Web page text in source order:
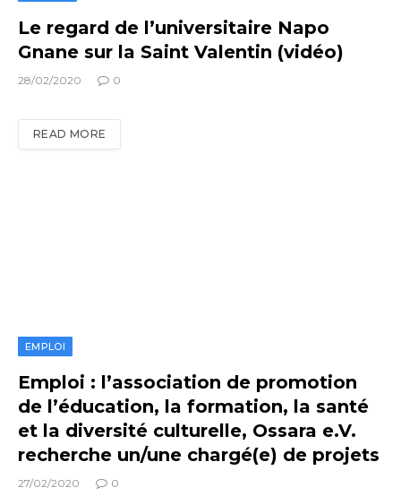
Le regard de l’universitaire Napo
Gnane sur la Saint Valentin (vidéo)
28/02/2020 0
READ MORE
EMPLOI
Emploi : l’association de promotion
de l’éducation, la formation, la santé
et la diversité culturelle, Ossara e.V.
recherche un/une chargé(e) de projets
27/02/2020 0